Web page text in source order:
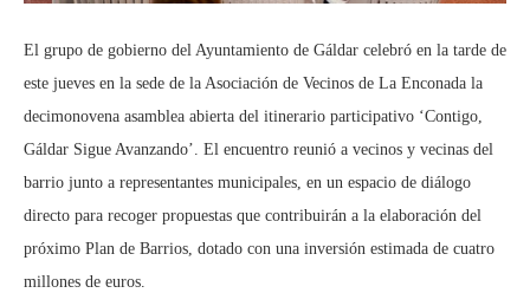
El grupo de gobierno del Ayuntamiento de Gáldar celebró en la tarde de
este jueves en la sede de la Asociación de Vecinos de La Enconada la
decimonovena asamblea abierta del itinerario participativo ‘Contigo,
Gáldar Sigue Avanzando’. El encuentro reunió a vecinos y vecinas del
barrio junto a representantes municipales, en un espacio de diálogo
directo para recoger propuestas que contribuirán a la elaboración del
próximo Plan de Barrios, dotado con una inversión estimada de cuatro
millones de euros.